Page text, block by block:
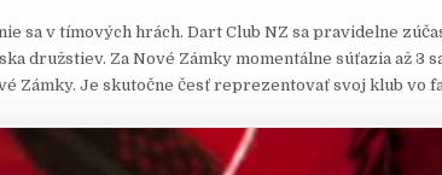
sa v tímových hrách. Dart Club NZ sa pravidelne
družstiev. Za Nové Zámky momentálne súťazia až 3
Zámky. Je skutočne česť reprezentovať svoj klub vo